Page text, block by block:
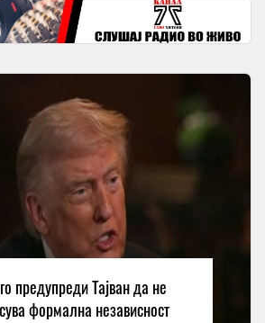
предупреди Тајван да не
формална независност